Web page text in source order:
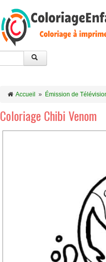
Accueil » Émission de
Coloriage Chibi Venom